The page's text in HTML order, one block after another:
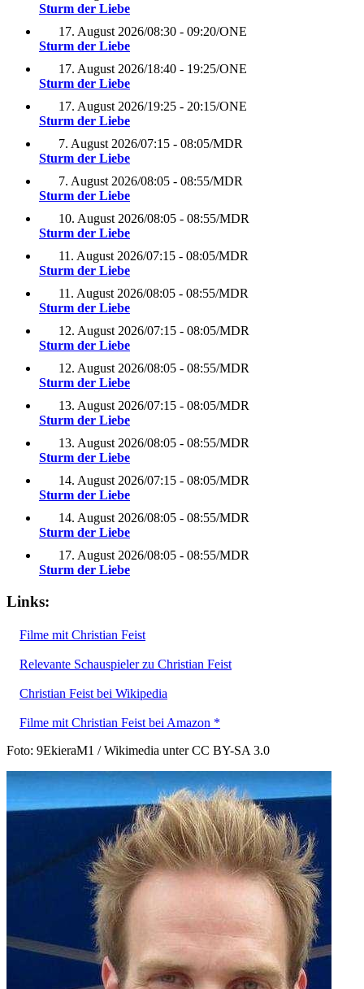
Sturm der Liebe
17. August 2026/08:30 - 09:20/ONE
Sturm der Liebe
17. August 2026/18:40 - 19:25/ONE
Sturm der Liebe
17. August 2026/19:25 - 20:15/ONE
Sturm der Liebe
7. August 2026/07:15 - 08:05/MDR
Sturm der Liebe
7. August 2026/08:05 - 08:55/MDR
Sturm der Liebe
10. August 2026/08:05 - 08:55/MDR
Sturm der Liebe
11. August 2026/07:15 - 08:05/MDR
Sturm der Liebe
11. August 2026/08:05 - 08:55/MDR
Sturm der Liebe
12. August 2026/07:15 - 08:05/MDR
Sturm der Liebe
12. August 2026/08:05 - 08:55/MDR
Sturm der Liebe
13. August 2026/07:15 - 08:05/MDR
Sturm der Liebe
13. August 2026/08:05 - 08:55/MDR
Sturm der Liebe
14. August 2026/07:15 - 08:05/MDR
Sturm der Liebe
14. August 2026/08:05 - 08:55/MDR
Sturm der Liebe
17. August 2026/08:05 - 08:55/MDR
Sturm der Liebe
Links:
Filme mit Christian Feist
Relevante Schauspieler zu Christian Feist
Christian Feist bei Wikipedia
Filme mit Christian Feist bei Amazon *
Foto: 9EkieraM1 / Wikimedia unter CC BY-SA 3.0